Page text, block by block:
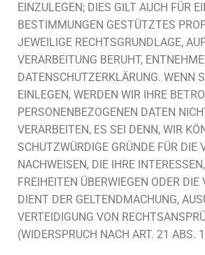
EINZULEGEN; DIES GILT AUCH FÜR
BESTIMMUNGEN GESTÜTZTES
JEWEILIGE RECHTSGRUNDLAGE,
VERARBEITUNG BERUHT,
DATENSCHUTZERKLÄRUNG. WENN
EINLEGEN, WERDEN WIR IHRE
PERSONENBEZOGENEN DATEN
VERARBEITEN, ES SEI DENN, WIR
SCHUTZWÜRDIGE GRÜNDE FÜR DIE
NACHWEISEN, DIE IHRE
FREIHEITEN ÜBERWIEGEN ODER DIE
DIENT DER GELTENDMACHUNG,
VERTEIDIGUNG VON
(WIDERSPRUCH NACH ART. 21 ABS.